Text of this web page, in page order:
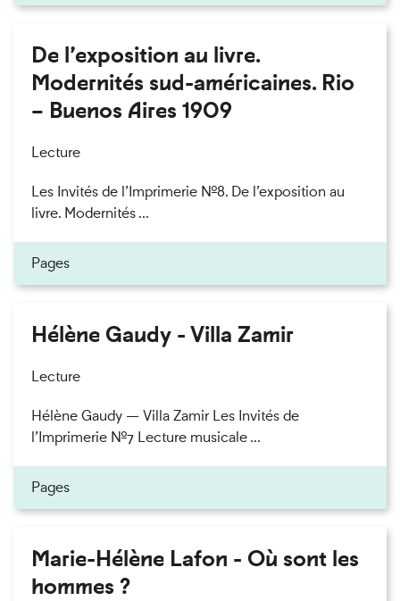
De l’exposition au livre.
Modernités sud-américaines. Rio
– Buenos Aires 1909
Lecture
Les Invités de l’Imprimerie n°8. De l’exposition au
livre. Modernités ...
Pages
Hélène Gaudy - Villa Zamir
Lecture
Hélène Gaudy — Villa Zamir Les Invités de
l’Imprimerie n°7 Lecture musicale ...
Pages
Marie-Hélène Lafon - Où sont les
hommes ?